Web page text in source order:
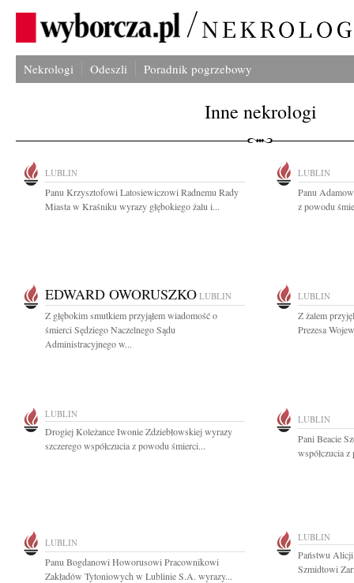
Nekrologi Odeszli Poradnik pogrzebowy
Inne nekrologi
LUBLIN
Panu Krzysztofowi Latosiewiczowi Radnemu Rady
Miasta w Kraśniku wyrazy głębokiego żalu i...
LUBLIN
Panu
z powodu
EDWARD OWORUSZKO LUBLIN
Z głębokim smutkiem przyjąłem wiadomość o
śmierci Sędziego Naczelnego Sądu
Administracyjnego w...
LUBLIN
Z żalem
Prezesa
LUBLIN
Drogiej Koleżance Iwonie Zdziebłowskiej wyrazy
szczerego współczucia z powodu śmierci...
LUBLIN
Pani Beacie
współczucia z
LUBLIN
Panu Bogdanowi Howorusowi Pracownikowi
Zakładów Tytoniowych w Lublinie S.A. wyrazy...
LUBLIN
Państwu
Szmidtowi